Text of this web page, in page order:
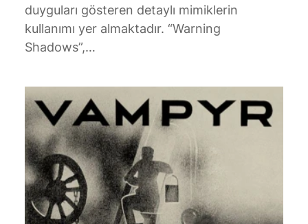
duyguları gösteren detaylı mimiklerin
kullanımı yer almaktadır. “Warning
Shadows”,…